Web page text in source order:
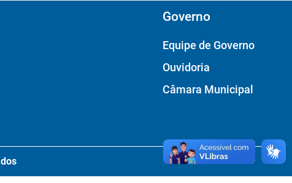
Governo
Equipe de Governo
Ouvidoria
Câmara Municipal